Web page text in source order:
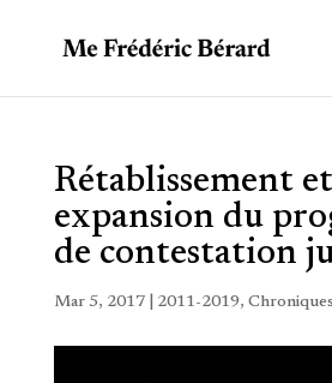
Rétablissement et
expansion du
de contestation
Mar 5, 2017| 2011-2019,